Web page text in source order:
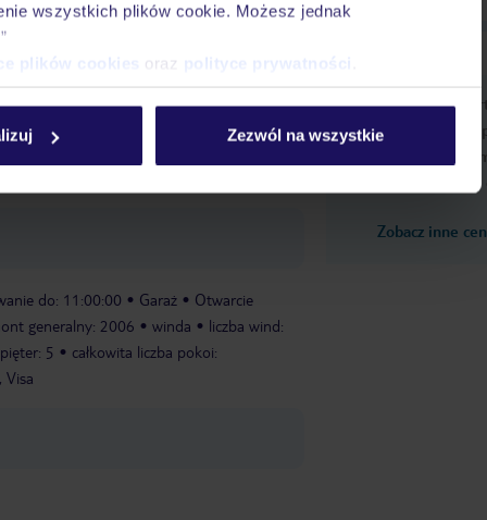
wszystkich plików cookie. Możesz jednak
plików cookies oraz polityce prywatności
Zezwól na wszystkie
Ważne
informacje
do: 11:00:00 Garaż
Otwarcie
generalny: 2006 winda
liczba wind:
5
całkowita liczba pokoi:
Visa
Ups, ta
Zobacz inne